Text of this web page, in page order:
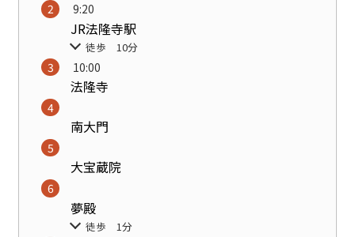
9:20
JR法隆寺駅
徒歩 10分
10:00
法隆寺
南大門
大宝蔵院
夢殿
徒歩 1分